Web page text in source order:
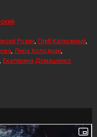
Розин Глеб Калюжный
Лера Холодная
Екатерина Домашенко